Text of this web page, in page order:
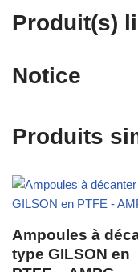
Produit(s)
Notice
Produits
Ampoules à
type GILSON en